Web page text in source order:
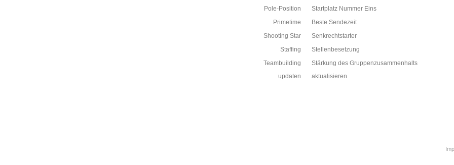
Pole-Position
Primetime
Shooting Star
Staffing
Teambuilding
updaten
Startplatz Nummer Eins
Beste Sendezeit
Senkrechtstarter
Stellenbesetzung
Stärkung des Gruppenzusammenhalts
aktualisieren